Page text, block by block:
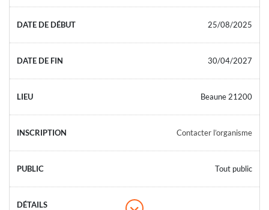
25/08/2025
30/04/2027
Beaune 21200
Contacter l’organisme
Tout public